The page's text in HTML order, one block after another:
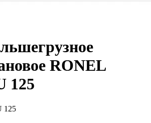
RONEL
125
125